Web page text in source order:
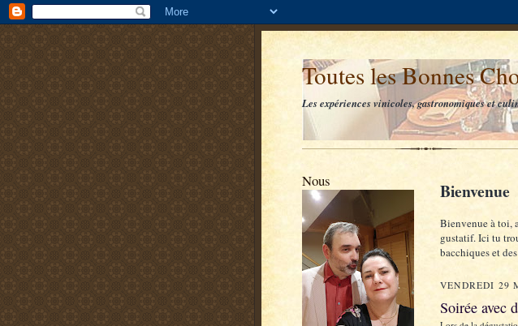
Toutes les Bonnes
Les expériences vinicoles, gastronomiques et
Nous Bienvenue
Bienvenue à toi,
gustatif. Ici tu
bacchiques et
VENDREDI 29
Soirée avec